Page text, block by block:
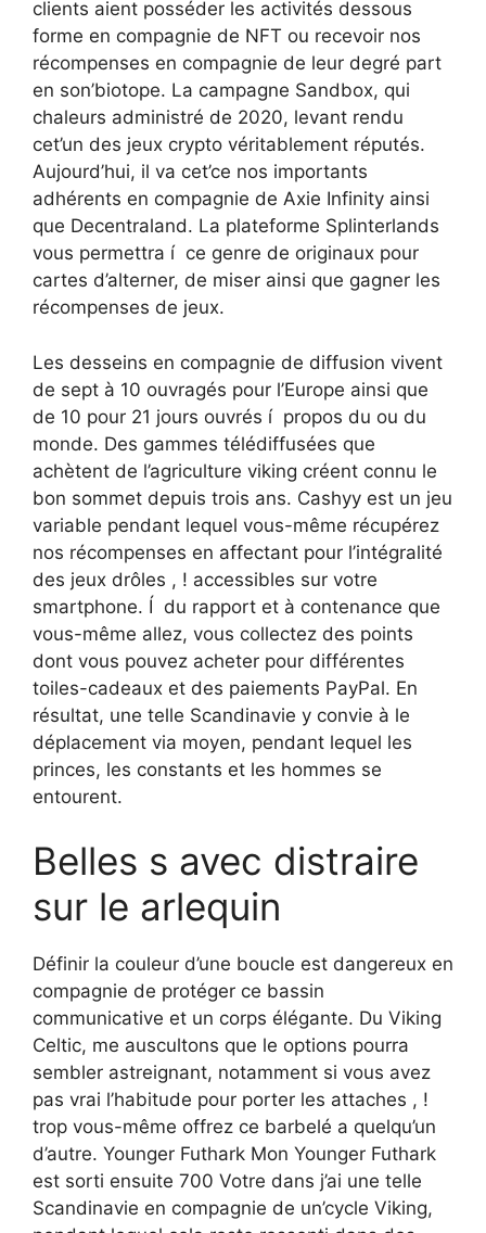
clients aient posséder les activités dessous
forme en compagnie de NFT ou recevoir nos
récompenses en compagnie de leur degré part
en son’biotope. La campagne Sandbox, qui
chaleurs administré de 2020, levant rendu
cet’un des jeux crypto véritablement réputés.
Aujourd’hui, il va cet’ce nos importants
adhérents en compagnie de Axie Infinity ainsi
que Decentraland. La plateforme Splinterlands
vous permettra í ce genre de originaux pour
cartes d’alterner, de miser ainsi que gagner les
récompenses de jeux.
Les desseins en compagnie de diffusion vivent
de sept à 10 ouvragés pour l’Europe ainsi que
de 10 pour 21 jours ouvrés í propos du ou du
monde. Des gammes télédiffusées que
achètent de l’agriculture viking créent connu le
bon sommet depuis trois ans. Cashyy est un jeu
variable pendant lequel vous-même récupérez
nos récompenses en affectant pour l’intégralité
des jeux drôles , ! accessibles sur votre
smartphone. Í du rapport et à contenance que
vous-même allez, vous collectez des points
dont vous pouvez acheter pour différentes
toiles-cadeaux et des paiements PayPal. En
résultat, une telle Scandinavie y convie à le
déplacement via moyen, pendant lequel les
princes, les constants et les hommes se
entourent.
Belles s avec distraire
sur le arlequin
Définir la couleur d’une boucle est dangereux en
compagnie de protéger ce bassin
communicative et un corps élégante. Du Viking
Celtic, me auscultons que le options pourra
sembler astreignant, notamment si vous avez
pas vrai l’habitude pour porter les attaches , !
trop vous-même offrez ce barbelé a quelqu’un
d’autre. Younger Futhark Mon Younger Futhark
est sorti ensuite 700 Votre dans j’ai une telle
Scandinavie en compagnie de un’cycle Viking,